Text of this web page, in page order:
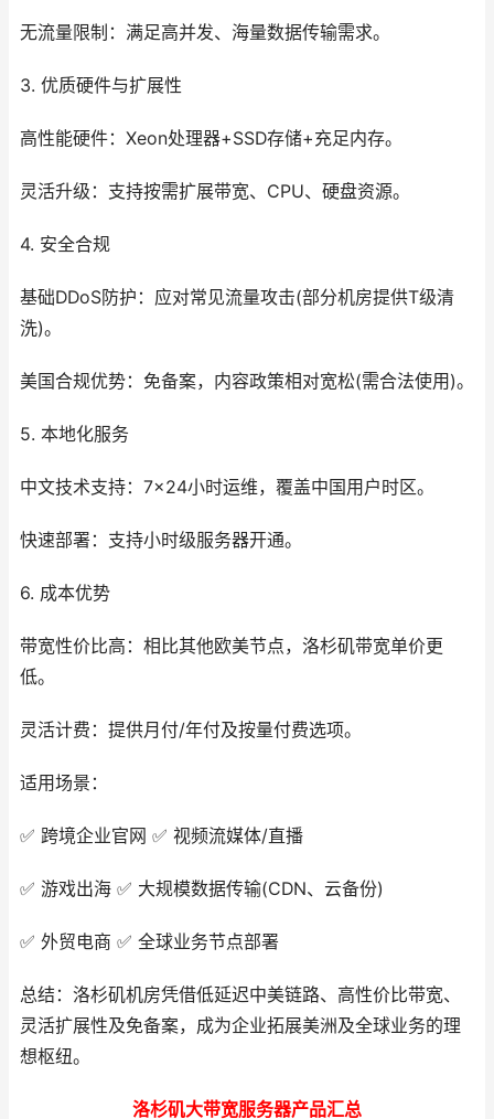
无流量限制：满足高并发、海量数据传输需求。
3. 优质硬件与扩展性
高性能硬件：Xeon处理器+SSD存储+充足内存。
灵活升级：支持按需扩展带宽、CPU、硬盘资源。
4. 安全合规
基础DDoS防护：应对常见流量攻击(部分机房提供T级清
洗)。
美国合规优势：免备案，内容政策相对宽松(需合法使用)。
5. 本地化服务
中文技术支持：7×24小时运维，覆盖中国用户时区。
快速部署：支持小时级服务器开通。
6. 成本优势
带宽性价比高：相比其他欧美节点，洛杉矶带宽单价更
低。
灵活计费：提供月付/年付及按量付费选项。
适用场景：
✅ 跨境企业官网 ✅ 视频流媒体/直播
✅ 游戏出海 ✅ 大规模数据传输(CDN、云备份)
✅ 外贸电商 ✅ 全球业务节点部署
总结：洛杉矶机房凭借低延迟中美链路、高性价比带宽、
灵活扩展性及免备案，成为企业拓展美洲及全球业务的理
想枢纽。
洛杉矶大带宽服务器产品汇总